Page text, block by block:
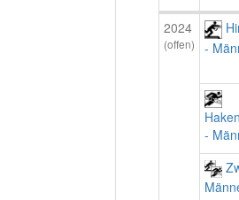
2024
(offen)
-
-